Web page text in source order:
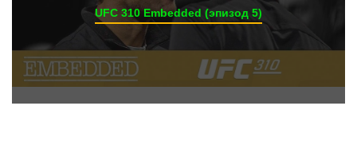
UFC 310 Embedded (эпизод 5)